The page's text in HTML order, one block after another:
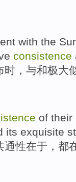
with the
consistence
， 与和极大
of their
its exquisite
通性在于，都